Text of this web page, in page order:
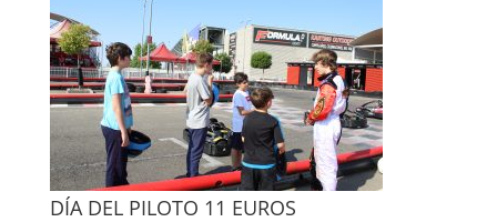
DÍA DEL PILOTO 11 EUROS